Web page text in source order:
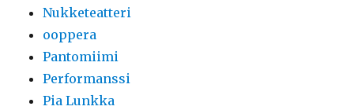
Nukketeatteri
ooppera
Pantomiimi
Performanssi
Pia Lunkka